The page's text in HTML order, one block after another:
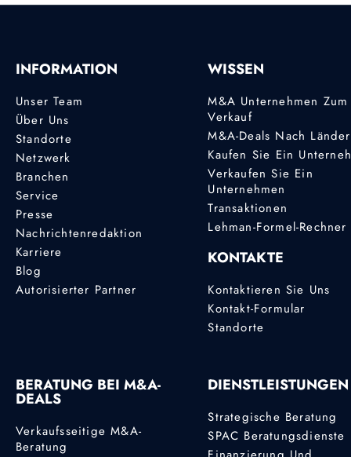
INFORMATION
Unser Team
Über Uns
Standorte
Netzwerk
Branchen
Service
Presse
Nachrichtenredaktion
Karriere
Blog
Autorisierter Partner
WISSEN
M&A Unternehmen Zum
Verkauf
M&A-Deals Nach
Kaufen Sie Ein
Verkaufen Sie Ein
Unternehmen
Transaktionen
Lehman-Formel-Rechner
KONTAKTE
Kontaktieren Sie Uns
Kontakt-Formular
Standorte
BERATUNG BEI M&A-
DEALS
Verkaufsseitige M&A-
Beratung
DIENSTLEISTUNGEN
Strategische Beratung
SPAC Beratungsdienste